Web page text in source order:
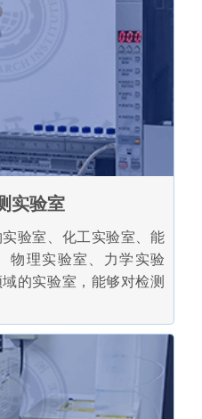
实验室
验室、化工实验室、能
物理实验室、力学实验
的实验室，能够对检测